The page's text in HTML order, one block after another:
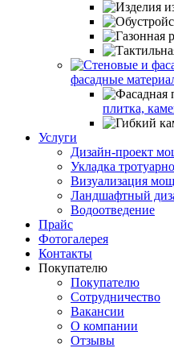
фасадные
плитка,
Услуги
Дизайн-проект
Укладка
Визуализация
Ландшафтный
Водоотведение
Прайс
Фотогалерея
Контакты
Покупателю
Покупателю
Сотрудничество
Вакансии
О компании
Отзывы